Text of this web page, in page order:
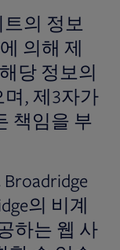
의 정보
의해 제
당 정보의
, 제3자가
책임을 부
Broadridge
의 비계
하는 웹 사